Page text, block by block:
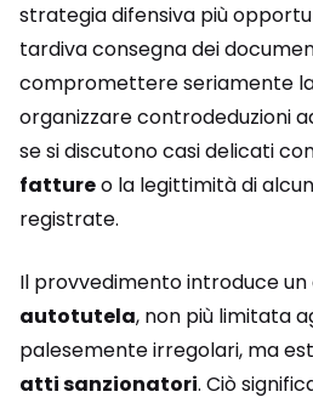
strategia difensiva più
tardiva consegna dei
compromettere seriamente
organizzare controdeduzioni
se si discutono casi delicati
fattureo la legittimità di
registrate.
Il provvedimento introduce
autotutela, non più limitata
palesemente irregolari, ma
atti sanzionatori. Ciò